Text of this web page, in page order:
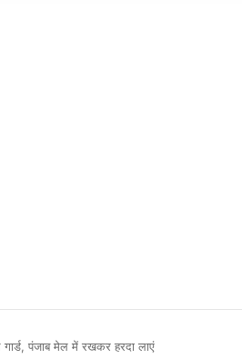
गार्ड, पंजाब मेल में रखकर हरदा लाएं